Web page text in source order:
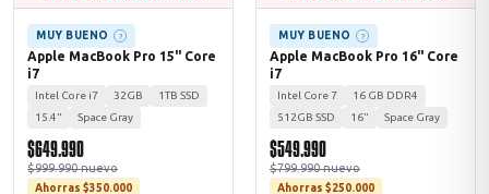
MUY BUENO ?
Apple MacBook Pro 15" Core
i7
Intel Core i7 32GB
1TB SSD
15.4"
Space Gray
$649.990
$999.990 nuevo
Ahorras $350.000
MUY BUENO ?
Apple MacBook Pro 16" Core
i7
Intel Core 7
16 GB DDR4
512GB SSD
16" Space Gray
$549.990
$799.990 nuevo
Ahorras $250.000